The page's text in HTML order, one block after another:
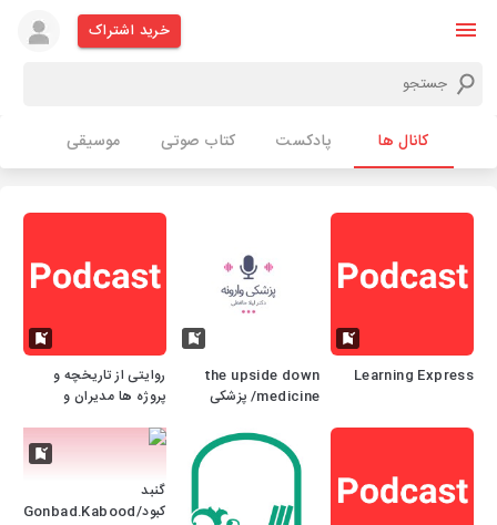
خرید اشتراک
کانال ها پادکست کتاب صوتی موسیقی
Learning Express
the upside down
medicine/ پزشکی
روایتی از تاریخچه و
پروژه ها مدیران و
گنبد
کبود/Gonbad.Kabood